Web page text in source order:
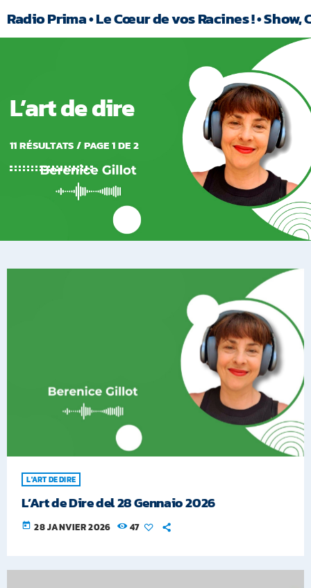
Radio Prima • Le Cœur de vos Racines ! •
L’art de dire
11 RÉSULTATS / PAGE 1 DE 2
L'ART DE DIRE
L’Art de Dire del 28 Gennaio 2026
today 28 JANVIER 2026 47